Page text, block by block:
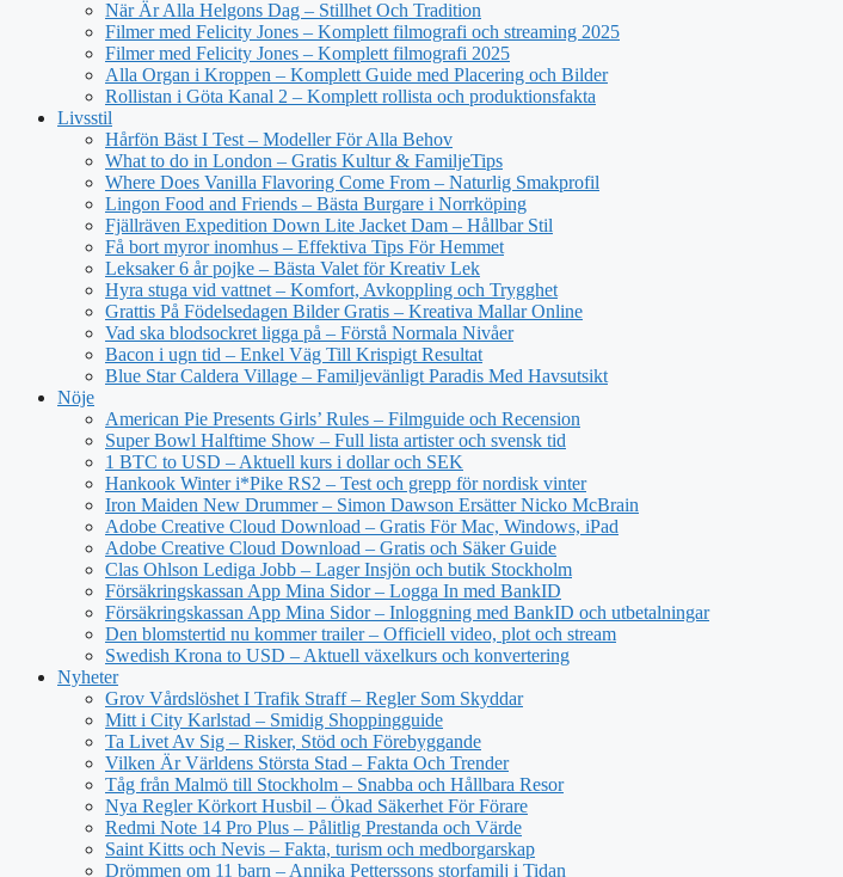
När Är Alla Helgons Dag – Stillhet Och Tradition
Filmer med Felicity Jones – Komplett filmografi och streaming 2025
Filmer med Felicity Jones – Komplett filmografi 2025
Alla Organ i Kroppen – Komplett Guide med Placering och Bilder
Rollistan i Göta Kanal 2 – Komplett rollista och produktionsfakta
Livsstil
Hårfön Bäst I Test – Modeller För Alla Behov
What to do in London – Gratis Kultur & FamiljeTips
Where Does Vanilla Flavoring Come From – Naturlig Smakprofil
Lingon Food and Friends – Bästa Burgare i Norrköping
Fjällräven Expedition Down Lite Jacket Dam – Hållbar Stil
Få bort myror inomhus – Effektiva Tips För Hemmet
Leksaker 6 år pojke – Bästa Valet för Kreativ Lek
Hyra stuga vid vattnet – Komfort, Avkoppling och Trygghet
Grattis På Födelsedagen Bilder Gratis – Kreativa Mallar Online
Vad ska blodsockret ligga på – Förstå Normala Nivåer
Bacon i ugn tid – Enkel Väg Till Krispigt Resultat
Blue Star Caldera Village – Familjevänligt Paradis Med Havsutsikt
Nöje
American Pie Presents Girls’ Rules – Filmguide och Recension
Super Bowl Halftime Show – Full lista artister och svensk tid
1 BTC to USD – Aktuell kurs i dollar och SEK
Hankook Winter i*Pike RS2 – Test och grepp för nordisk vinter
Iron Maiden New Drummer – Simon Dawson Ersätter Nicko McBrain
Adobe Creative Cloud Download – Gratis För Mac, Windows, iPad
Adobe Creative Cloud Download – Gratis och Säker Guide
Clas Ohlson Lediga Jobb – Lager Insjön och butik Stockholm
Försäkringskassan App Mina Sidor – Logga In med BankID
Försäkringskassan App Mina Sidor – Inloggning med BankID och utbetalningar
Den blomstertid nu kommer trailer – Officiell video, plot och stream
Swedish Krona to USD – Aktuell växelkurs och konvertering
Nyheter
Grov Vårdslöshet I Trafik Straff – Regler Som Skyddar
Mitt i City Karlstad – Smidig Shoppingguide
Ta Livet Av Sig – Risker, Stöd och Förebyggande
Vilken Är Världens Största Stad – Fakta Och Trender
Tåg från Malmö till Stockholm – Snabba och Hållbara Resor
Nya Regler Körkort Husbil – Ökad Säkerhet För Förare
Redmi Note 14 Pro Plus – Pålitlig Prestanda och Värde
Saint Kitts och Nevis – Fakta, turism och medborgarskap
Drömmen om 11 barn – Annika Petterssons storfamilj i Tidan